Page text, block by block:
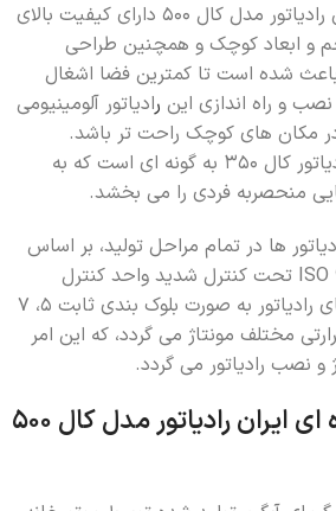
رادیاتور آلومینیومی ایران رادیاتور مدل کال 500 دارای کیفیت بالای
و ابعاد کوچک و همچنین طراحی
شده است تا کمترین فضا اشغال
و راه اندازی این رادیاتور آلومینیومی
در مکان های کوچک راحت تر باشد.
هماهنگی مدل و رنگ رادياتور کال 350 به گونه ای است که به
منحصربه فردی را می بخشد.
ها در تمام مراحل تولید، بر اساس
استانداردهای 2000-9001 ISO تحت کنترل شدید واحد کنترل
کیفیت قرار دارند. پره های رادیاتور به صورت بلوک بندی ثابت 5، 7
مختلف مونتاژ می گردد، که این امر
نصب رادیاتور می گردد.
عملکرد رادیاتور پره ای ایران رادیاتور مدل کال 500